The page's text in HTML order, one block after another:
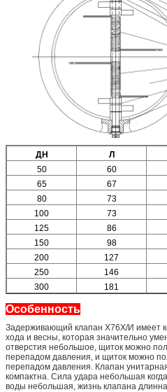
ДН Л
50
60
65
67
80
73
100
73
125
86
150
98
200
127
250
146
300
181
Особенность
Задерживающий клапан Х76Х/И имеет
хода и весны, которая значительно
отверстия небольшое, щиток можно
перепадом давления, и щиток можно
перепадом давления. Клапан
компактна. Сила удара небольшая
воды небольшая, жизнь клапана